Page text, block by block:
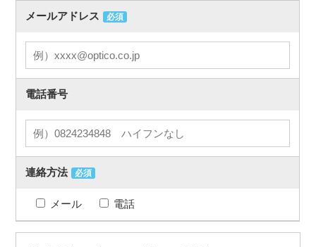
メールアドレス 必須
電話番号
連絡方法 必須
メール 電話